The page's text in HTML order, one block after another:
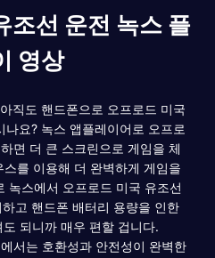
조선 운전 녹스 플
영상
직도 핸드폰으로 오프로드 미국
요? 녹스 앱플레이어로 오프로
면 더 큰 스크린으로 게임을 체
를 이용해 더 완벽하게 게임을
녹스에서 오프로드 미국 유조선
고 핸드폰 배터리 용량을 인한
되니까 매우 편할 겁니다.
서는 호환성과 안전성이 완벽한